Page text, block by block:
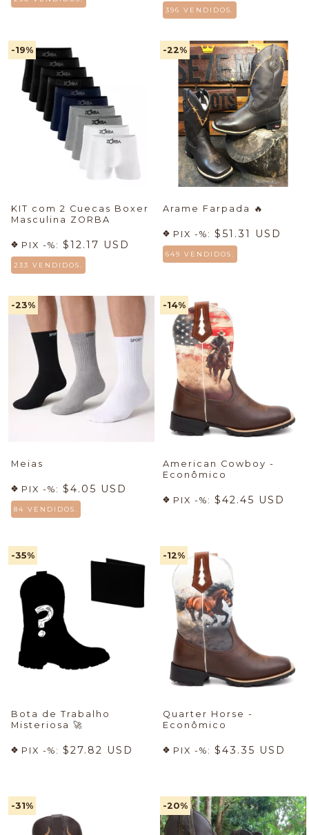
396 VENDIDOS.
-19%
KIT com 2 Cuecas Boxer
Masculina ZORBA
PIX -%: $12.17 USD
233 VENDIDOS.
-22%
Arame Farpada 🔥
PIX -%: $51.31 USD
649 VENDIDOS.
-23%
Meias
PIX -%: $4.05 USD
84 VENDIDOS.
-14%
American Cowboy -
Econômico
PIX -%: $42.45 USD
-35%
Bota de Trabalho
Misteriosa 🚀
PIX -%: $27.82 USD
-12%
Quarter Horse -
Econômico
PIX -%: $43.35 USD
-31% -20%